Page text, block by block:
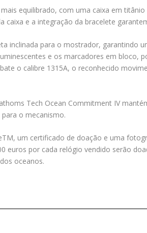
equilibrado, com uma caixa em
caixa e a integração da bracelete
inclinada para o mostrador, garantindo
e os marcadores em bloco,
o calibre 1315A, o reconhecido
Tech Ocean Commitment IV
o mecanismo.
um certificado de doação e uma
euros por cada relógio vendido serão
oceanos.